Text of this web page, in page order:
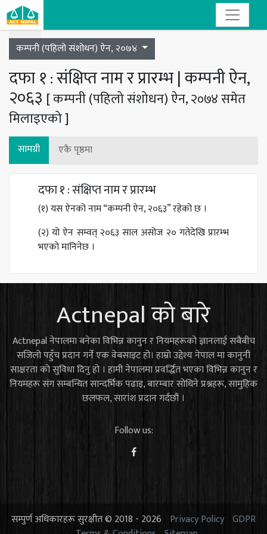
Toggle navigation
कम्पनी (पहिलो संशोधन) ऐन, २०७४
दफा १ : संक्षिप्त नाम र प्रारम्भ | कम्पनी ऐन,
२०६३ [ कम्पनी (पहिलो संशोधन) ऐन, २०७४ समेत
मिलाइएको ]
सामग्री एकै पृष्ठमा
दफा १ : संक्षिप्त नाम र प्रारम्भ
(१) यस ऐनको नाम “कम्पनी ऐन, २०६३” रहेको छ ।
(२) यो ऐन सम्वत् २०६३ साल असोज २० गतेदेखि प्रारम्भ
भएको मानिनेछ ।
Actnepal को बारे
Actnepal नेपालमा बनेका विभिन्न कानुन र नियमहरूको ज्ञानलाई सबैबीच
सजिलो पहुँच प्रदान गर्ने एक वेबसाइट हो। हाम्रो उद्देश्य नेपाल मा कानुनी
साक्षरता को सुविधा दिनु हो । हामी नेपालमा प्रवर्द्धित भएका विभिन्न कानुन र
नियमहरू संग सम्बन्धित सान्दर्भिक पढाइ, बारम्बार सोधिने प्रश्नहरू, सामुहिक
छलफल, सारांश प्रदान गर्दछौं ।
Follow us:
सम्पुर्ण अधिकारहरू सुरक्षीत © 2018 - 2026 Privacy Policy GDPR